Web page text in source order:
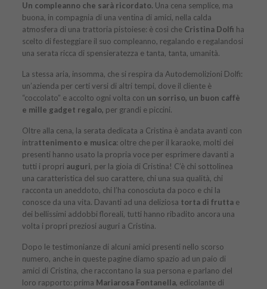
Un compleanno che sarà ricordato. Una cena semplice, ma
buona, in compagnia di una ventina di amici, nella calda
atmosfera di una trattoria pistoiese: è così che Cristina Dolfi ha
scelto di festeggiare il suo compleanno, regalando e regalandosi
una serata ricca di spensieratezza e tanta, tanta, umanità.
La stessa aria, insomma, che si respira da Autodemolizioni Dolfi:
un’azienda per certi versi di altri tempi, dove il cliente è
“coccolato” e accolto ogni volta con un sorriso, un buon caffè
e mille gadget regalo, per grandi e piccini.
Oltre alla cena, la serata dedicata a Cristina è andata avanti con
intrattenimento e musica: oltre che per il karaoke, molti dei
presenti hanno usato la propria voce per esprimere davanti a
tutti i propri auguri, per la gioia di Cristina! C’è chi sottolinea
una caratteristica del suo carattere, chi una sua qualità, chi
racconta un aneddoto, chi l’ha conosciuta da poco e chi la
conosce da una vita. Davanti ad una deliziosa torta di frutta e
dei bellissimi addobbi floreali, tutti hanno ribadito ancora una
volta i propri preziosi auguri a Cristina.
Dopo le testimonianze di alcuni amici presenti nello scorso
numero, anche in queste pagine diamo spazio ad un paio di
amici di Cristina, che raccontano la sua persona e parlano del
loro rapporto: prima Mariarosa Fontanella, edicolante di